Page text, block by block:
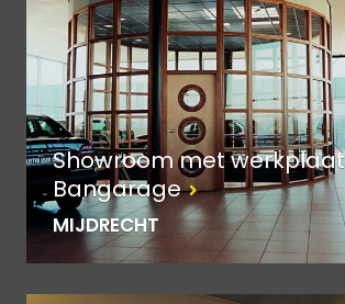
Showroom met
Bangarage
MIJDRECHT